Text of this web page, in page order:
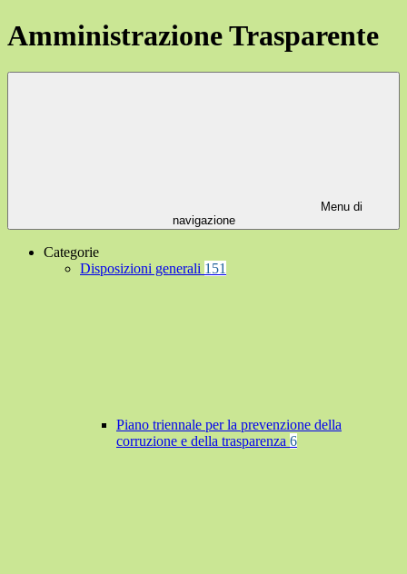
Amministrazione Trasparente
Menu di
navigazione
Categorie
Disposizioni generali 151
Piano triennale per la prevenzione della
corruzione e della trasparenza 6